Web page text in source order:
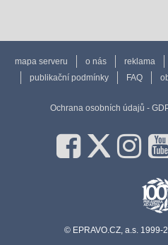
mapa serveru o nás reklama
publikační podmínky
FAQ
Ochrana osobních údajů -
© EPRAVO.CZ, a.s. 1999-